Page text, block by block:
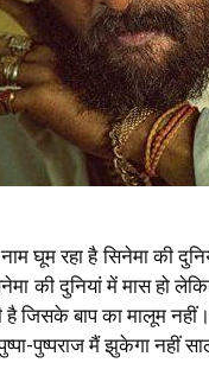
नाम घूम रहा है सिनेमा की
की दुनियां में मास हो
है जिसके बाप का मालूम
पुष्पराज मैं झुकेगा नहीं